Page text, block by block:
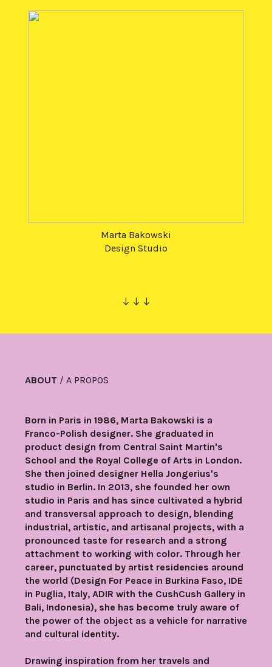
Marta Bakowski
Design Studio
︎︎︎
ABOUT / A PROPOS
Born in Paris in 1986, Marta Bakowski is a
Franco-Polish designer. She graduated in
product design from Central Saint Martin's
School and the Royal College of Arts in London.
She then joined designer Hella Jongerius's
studio in Berlin. In 2013, she founded her own
studio in Paris and has since cultivated a hybrid
and transversal approach to design, blending
industrial, artistic, and artisanal projects, with a
pronounced taste for research and a strong
attachment to working with color. Through her
career, punctuated by artist residencies around
the world (Design For Peace in Burkina Faso, IDE
in Puglia, Italy, ADIR with the CushCush Gallery in
Bali, Indonesia), she has become truly aware of
the power of the object as a vehicle for narrative
and cultural identity.
Drawing inspiration from her travels and